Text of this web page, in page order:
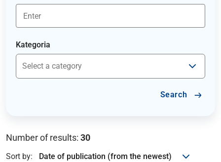
Kategoria
Search
Number of results: 30
Sort by: